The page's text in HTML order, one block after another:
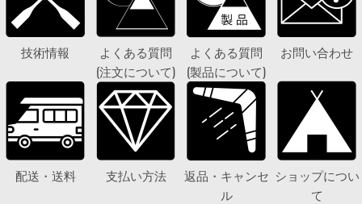
技術情報
よくある質問
(注文について)
よくある質問
(製品について)
お問い合わせ
配送・送料 支払い方法
返品・キャンセ
ル
ショップについ
て